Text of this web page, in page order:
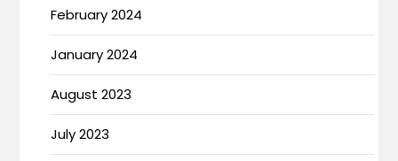
February 2024
January 2024
August 2023
July 2023